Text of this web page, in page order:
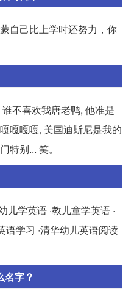
自己比上学时还努力，你
不喜欢我唐老鸭, 他准是
嘎嘎嘎, 美国迪斯尼是我的
特别... 笑。
儿学英语 ·教儿童学英语 ·
语学习 ·清华幼儿英语阅读
名字？